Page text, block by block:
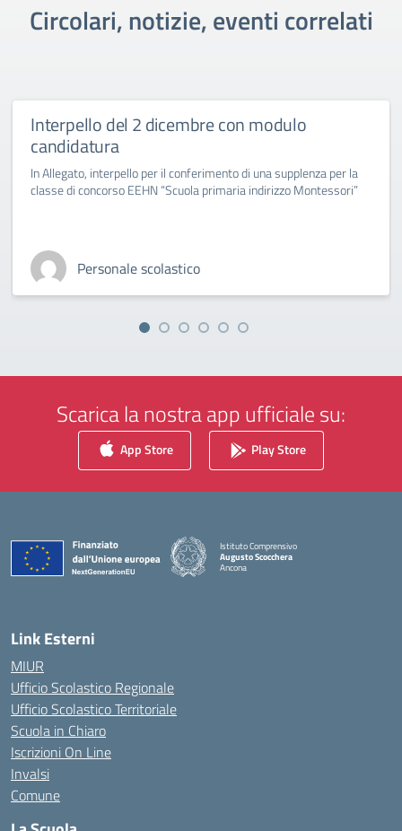
Circolari, notizie, eventi correlati
Interpello del 2 dicembre con modulo
candidatura
In Allegato, interpello per il conferimento di una supplenza per la
classe di concorso EEHN “Scuola primaria indirizzo Montessori”
Personale scolastico
Scarica la nostra app ufficiale su:
App Store Play Store
Istituto Comprensivo
Augusto Scocchera
Ancona
Link Esterni
MIUR
Ufficio Scolastico Regionale
Ufficio Scolastico Territoriale
Scuola in Chiaro
Iscrizioni On Line
Invalsi
Comune